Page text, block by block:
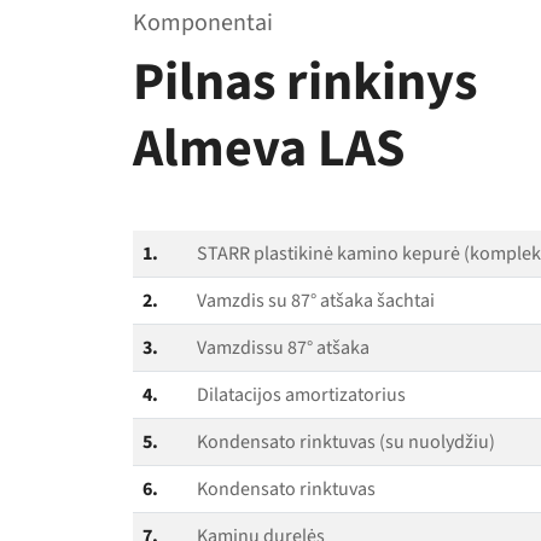
Komponentai
Pilnas rinkinys
Almeva LAS
1.
STARR plastikinė kamino kepurė
2.
Vamzdis su 87° atšaka šachtai
3.
Vamzdissu 87° atšaka
4.
Dilatacijos amortizatorius
5.
Kondensato rinktuvas (su nuolydžiu)
6.
Kondensato rinktuvas